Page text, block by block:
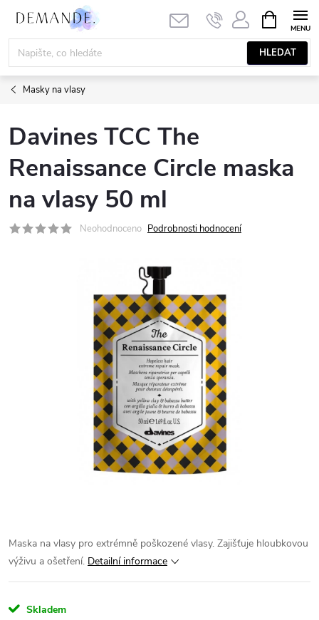
obsah
HLEDAT
NÁKUPNÍ
KOŠÍK
Masky na vlasy
Davines TCC The
Renaissance Circle maska
na vlasy 50 ml
Neohodnoceno Podrobnosti hodnocení
Maska na vlasy pro extrémně poškozené vlasy. Zajišťuje hloubkovou
výživu a ošetření. Detailní informace
Skladem